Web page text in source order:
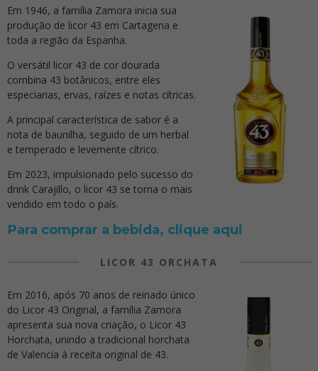
Em 1946, a família Zamora inicia sua
produção de licor 43 em Cartagena e
toda a região da Espanha.
O versátil licor 43 de cor dourada
combina 43 botânicos, entre eles
especiarias, ervas, raízes e notas cítricas.
A principal característica de sabor é a
nota de baunilha, seguido de um herbal
e temperado e levemente cítrico.
Em 2023, impulsionado pelo sucesso do
drink Carajillo, o licor 43 se torna o mais
vendido em todo o país.
Para comprar a bebida, clique aqui
LICOR 43 ORCHATA
Em 2016, após 70 anos de reinado único
do Licor 43 Original, a família Zamora
apresenta sua nova criação, o Licor 43
Horchata, unindo a tradicional horchata
de Valencia à receita original de 43.